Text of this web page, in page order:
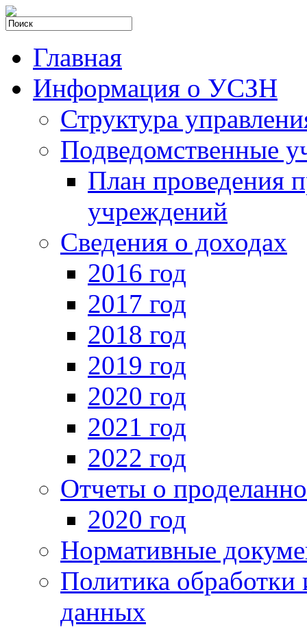
Главная
Информация о УСЗН
Структура
Подведомственные
План проведения
учреждений
Сведения о доходах
2016 год
2017 год
2018 год
2019 год
2020 год
2021 год
2022 год
Отчеты о
2020 год
Нормативные
Политика
данных